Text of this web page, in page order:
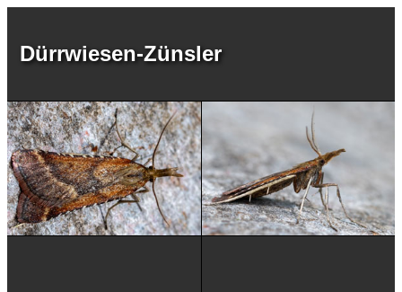
Dürrwiesen-Zünsler